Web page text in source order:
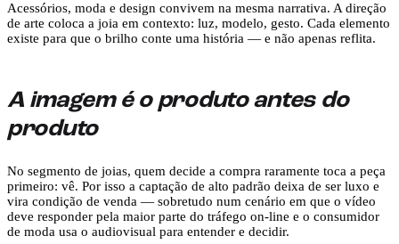
Acessórios, moda e design convivem na mesma narrativa. A direção
de arte coloca a joia em contexto: luz, modelo, gesto. Cada elemento
existe para que o brilho conte uma história — e não apenas reflita.
A imagem é o produto antes do
produto
No segmento de joias, quem decide a compra raramente toca a peça
primeiro: vê. Por isso a captação de alto padrão deixa de ser luxo e
vira condição de venda — sobretudo num cenário em que o vídeo
deve responder pela maior parte do tráfego on-line e o consumidor
de moda usa o audiovisual para entender e decidir.